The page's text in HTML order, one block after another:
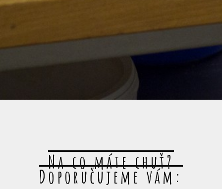
Na co máte chuť?
Doporučujeme vám: